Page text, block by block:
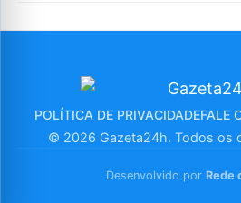
POLÍTICA DE PRIVACIDADEFALE
© 2026 Gazeta24h. Todos os
Desenvolvido por Rede